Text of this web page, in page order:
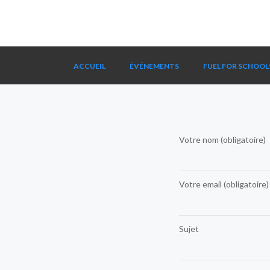
ACCUEIL ÉVÉNEMENTS FUEL FOR
Votre nom (obligatoire)
Votre email (obligatoire)
Sujet